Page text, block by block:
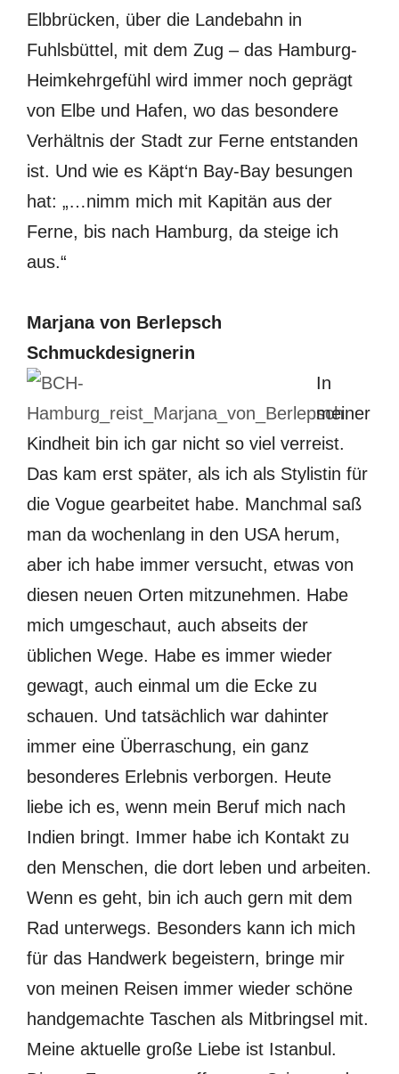
Elbbrücken, über die Landebahn in
Fuhlsbüttel, mit dem Zug – das Hamburg-
Heimkehrgefühl wird immer noch geprägt
von Elbe und Hafen, wo das besondere
Verhältnis der Stadt zur Ferne entstanden
ist. Und wie es Käpt‘n Bay-Bay besungen
hat: „…nimm mich mit Kapitän aus der
Ferne, bis nach Hamburg, da steige ich
aus.“
Marjana von Berlepsch
Schmuckdesignerin
In
meiner
Kindheit bin ich gar nicht so viel verreist.
Das kam erst später, als ich als Stylistin für
die Vogue gearbeitet habe. Manchmal saß
man da wochenlang in den USA herum,
aber ich habe immer versucht, etwas von
diesen neuen Orten mitzunehmen. Habe
mich umgeschaut, auch abseits der
üblichen Wege. Habe es immer wieder
gewagt, auch einmal um die Ecke zu
schauen. Und tatsächlich war dahinter
immer eine Überraschung, ein ganz
besonderes Erlebnis verborgen. Heute
liebe ich es, wenn mein Beruf mich nach
Indien bringt. Immer habe ich Kontakt zu
den Menschen, die dort leben und arbeiten.
Wenn es geht, bin ich auch gern mit dem
Rad unterwegs. Besonders kann ich mich
für das Handwerk begeistern, bringe mir
von meinen Reisen immer wieder schöne
handgemachte Taschen als Mitbringsel mit.
Meine aktuelle große Liebe ist Istanbul.